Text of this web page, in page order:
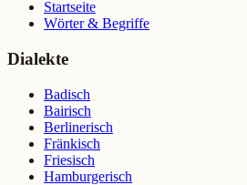
Startseite
Wörter & Begriffe
Dialekte
Badisch
Bairisch
Berlinerisch
Fränkisch
Friesisch
Hamburgerisch